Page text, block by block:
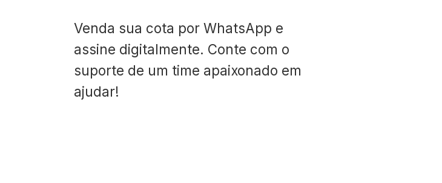
Venda sua cota por WhatsApp e
assine digitalmente. Conte com o
suporte de um time apaixonado em
ajudar!